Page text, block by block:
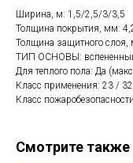
Ширина, м: 1,5/2,5/3/3,5
Толщина покрытия, мм:
Толщина защитного
ТИП ОСНОВЫ:
Для теплого пола: Да
Класс применения: 23 / 32
Класс
Смотрите также